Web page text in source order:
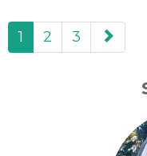
paging-
1 2 3